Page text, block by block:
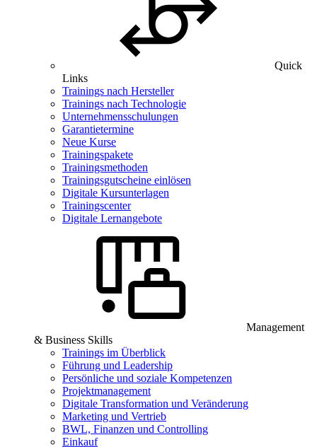
Quick
Links
Trainings nach Hersteller
Trainings nach Technologie
Unternehmensschulungen
Garantietermine
Neue Kurse
Trainingspakete
Trainingsmethoden
Trainingsgutscheine einlösen
Digitale Kursunterlagen
Trainingscenter
Digitale Lernangebote
Management
& Business Skills
Trainings im Überblick
Führung und Leadership
Persönliche und soziale Kompetenzen
Projektmanagement
Digitale Transformation und Veränderung
Marketing und Vertrieb
BWL, Finanzen und Controlling
Einkauf